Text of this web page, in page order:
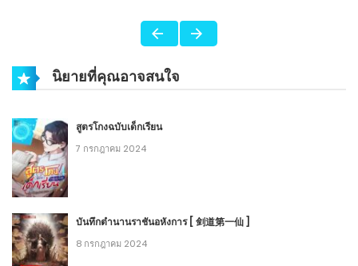
นิยายที่คุณอาจสนใจ
สูตรโกงฉบับเด็กเรียน
7 กรกฎาคม 2024
บันทึกตำนานราชันอหังการ [ 剑道第一仙 ]
8 กรกฎาคม 2024